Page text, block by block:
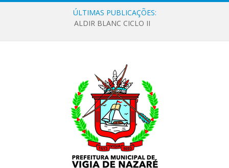
ÚLTIMAS PUBLICAÇÕES:
ALDIR BLANC CICLO II